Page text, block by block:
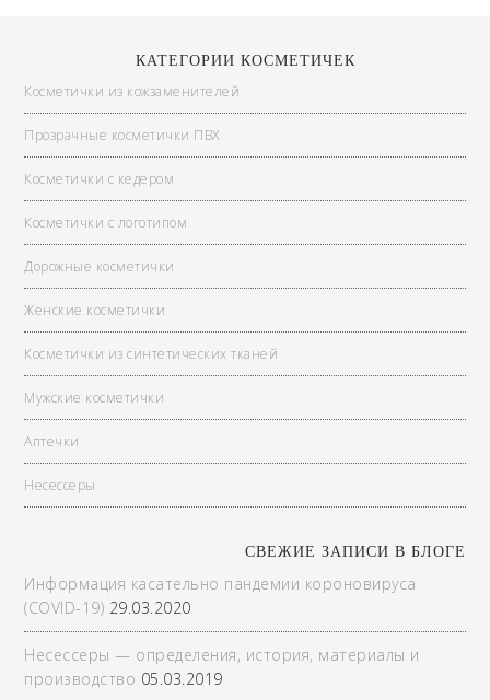
КАТЕГОРИИ КОСМЕТИЧЕК
Косметички из кожзаменителей
Прозрачные косметички ПВХ
Косметички с кедером
Косметички с логотипом
Дорожные косметички
Женские косметички
Косметички из синтетических тканей
Мужские косметички
Аптечки
Несессеры
СВЕЖИЕ ЗАПИСИ В БЛОГЕ
Информация касательно пандемии короновируса
(COVID-19) 29.03.2020
Несессеры — определения, история, материалы и
производство 05.03.2019